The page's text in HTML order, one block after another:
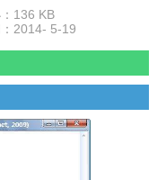
136 KB
2014- 5-19